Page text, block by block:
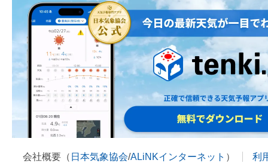
会社概要（ 日本気象協会/ALiNKインターネット ） 利